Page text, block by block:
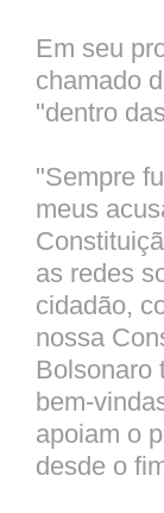
Em seu
chamado
"dentro
"Sempre
meus
as redes
cidadão,
nossa
Bolsonaro
bem-
apoiam o
desde o